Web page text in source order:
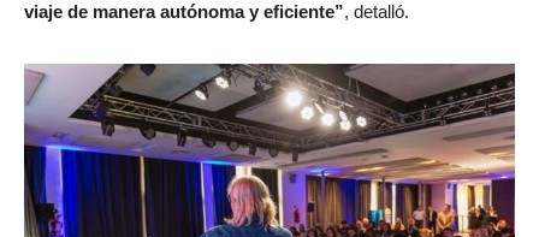
viaje de manera autónoma y eficiente”, detalló.